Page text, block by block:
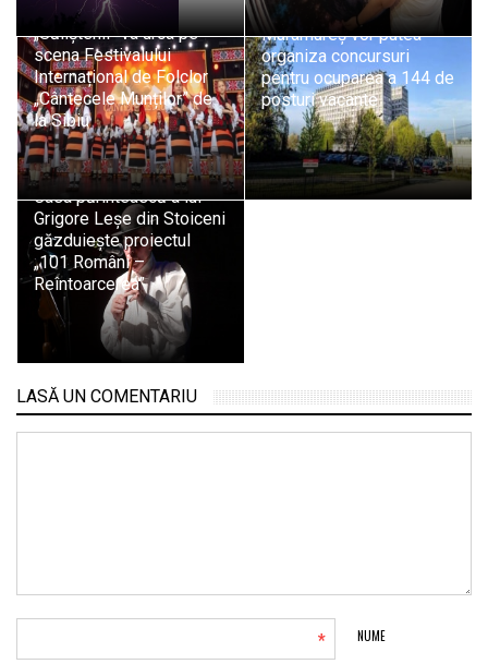
Ansamblul Folcloric
„Săliștenii” va urca pe
scena Festivalului
Internațional de Folclor
„Cântecele Munților” de
la Sibiu
Șapte spitale din
Maramureș vor putea
organiza concursuri
pentru ocuparea a 144 de
posturi vacante
Casa părintească a lui
Grigore Leșe din Stoiceni
găzduiește proiectul
„101 Români –
Reîntoarcerea”
LASĂ UN COMENTARIU
NUME
*